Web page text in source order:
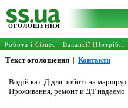
ОГОЛОШЕННЯ
Робота і бізнес : Вакансії
Текст оголошення | Контакти
Водій кат. Д для роботі на
Проживання, ремонт и ДТ надаемо